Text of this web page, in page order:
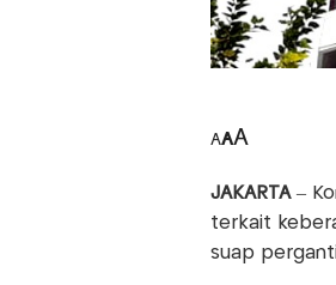
AAA
JAKARTA –
terkait
suap